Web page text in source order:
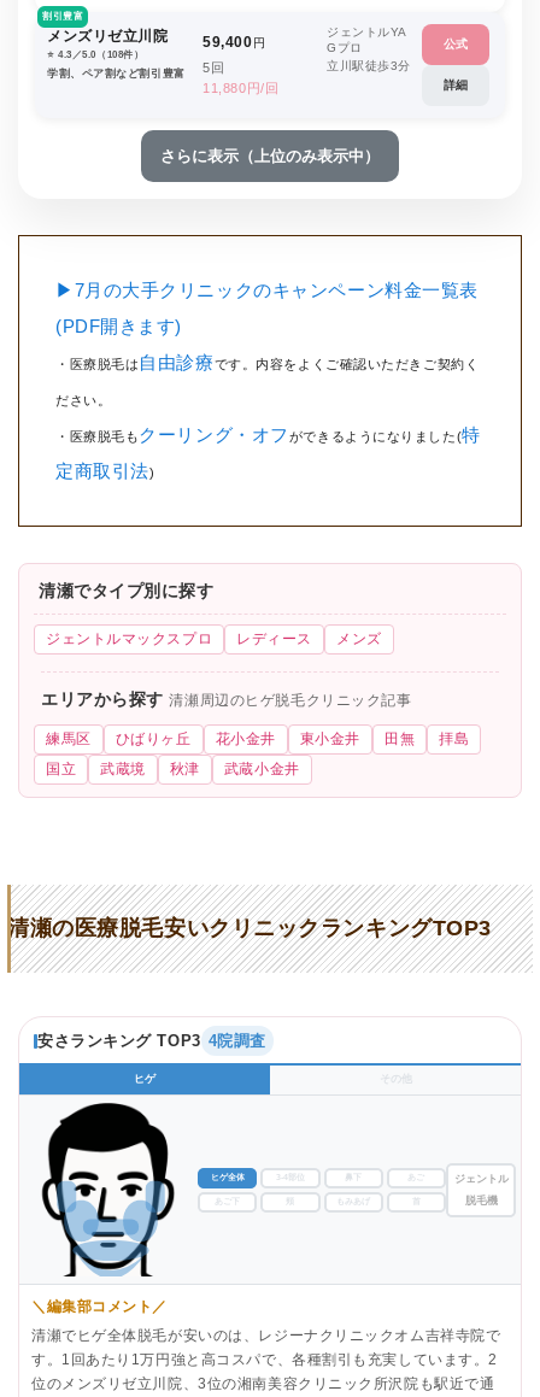
割引豊富
メンズリゼ立川院
⭐️ 4.3／5.0（108件）
学割、ペア割など割引豊富
59,400円
5回
11,880円/回
ジェントルYA
Gプロ
立川駅徒歩3分
公式
詳細
さらに表示（上位のみ表示中）
▶7月の大手クリニックのキャンペーン料金一覧表
(PDF開きます)
・医療脱毛は 自由診療です。内容をよくご確認いただきご契約く
ださい。
・医療脱毛も クーリング・オフ ができるようになりました(特
定商取引法)
清瀬でタイプ別に探す
ジェントルマックスプロ レディース メンズ
エリアから探す清瀬周辺のヒゲ脱毛クリニック記事
練馬区 ひばりヶ丘 花小金井 東小金井 田無
拝島
国立
武蔵境 秋津 武蔵小金井
清瀬の医療脱毛安いクリニックランキングTOP3
安さランキング TOP3 4院調査
ヒゲ その他
ヒゲ全体 3-4部位 鼻下 あご
あご下 もみあげ
ジェントル
脱毛機
＼編集部コメント／
清瀬でヒゲ全体脱毛が安いのは、レジーナクリニックオム吉祥寺院で
す。1回あたり1万円強と高コスパで、各種割引も充実しています。2
位のメンズリゼ立川院、3位の湘南美容クリニック所沢院も駅近で通